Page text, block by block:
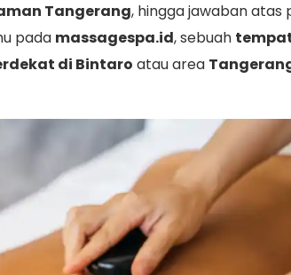
Tangerang, hingga jawaban atas
pada massagespa.id, sebuah
di Bintaro atau area